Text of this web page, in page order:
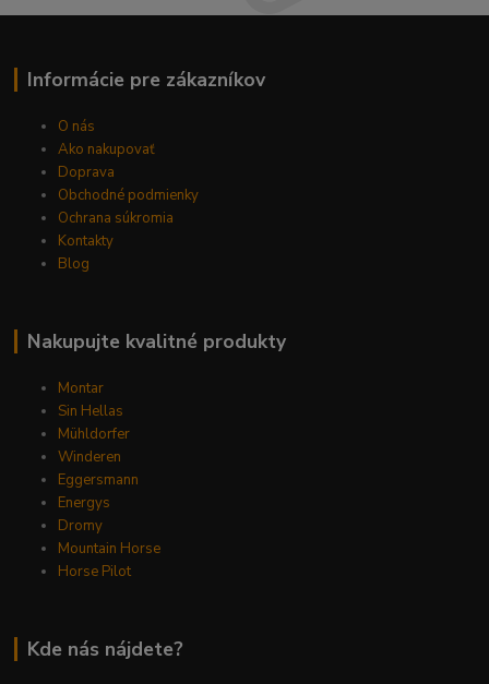
Informácie pre zákazníkov
O nás
Ako nakupovať
Doprava
Obchodné podmienky
Ochrana súkromia
Kontakty
Blog
Nakupujte kvalitné produkty
Montar
Sin Hellas
Mühldorfer
Winderen
Eggersmann
Energys
Dromy
Mountain Horse
Horse Pilot
Kde nás nájdete?